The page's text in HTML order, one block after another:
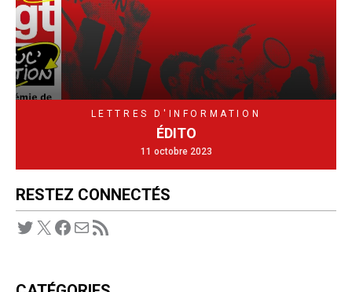
LETTRES D'INFORMATION
ÉDITO
11 octobre 2023
RESTEZ CONNECTÉS
Twitter X Facebook E-mail Flux RSS